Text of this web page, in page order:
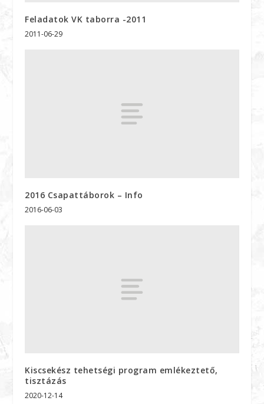
Feladatok VK taborra -2011
2011-06-29
2016 Csapattáborok – Info
2016-06-03
Kiscsekész tehetségi program emlékeztető,
tisztázás
2020-12-14